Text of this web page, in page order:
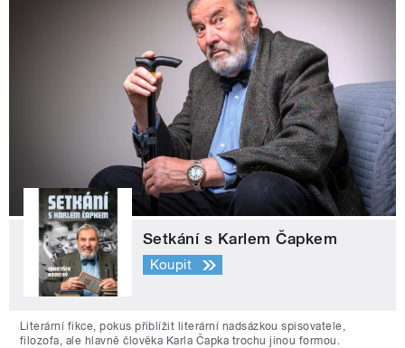
Setkání s Karlem Čapkem
Koupit
Literární fikce, pokus přiblížit literární nadsázkou spisovatele,
filozofa, ale hlavně člověka Karla Čapka trochu jinou formou.